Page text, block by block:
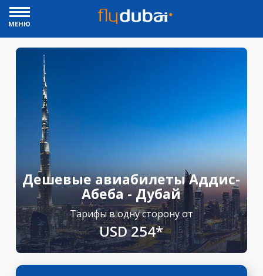
МЕНЮ
Дешевые авиабилеты Аддис-
Абеба - Дубай
Тарифы в одну сторону от
USD 254*